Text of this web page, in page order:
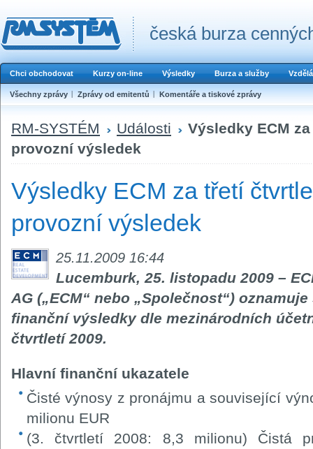
česká burza
Chci obchodovat Kurzy on-line Výsledky Burza a služby
Všechny zprávy Zprávy od emitentů Komentáře a tiskové zprávy
RM-SYSTÉM Události
Výsledky ECM
provozní výsledek
Výsledky ECM za třetí
provozní výsledek
25.11.2009 16:44
Lucemburk, 25. listopadu 2009 –
AG („ECM“ nebo „Společnost“)
finanční výsledky dle mezinárodních
čtvrtletí 2009.
Hlavní finanční ukazatele
Čisté výnosy z pronájmu a související
milionu EUR
(3. čtvrtletí 2008: 8,3 milionu) Čistá